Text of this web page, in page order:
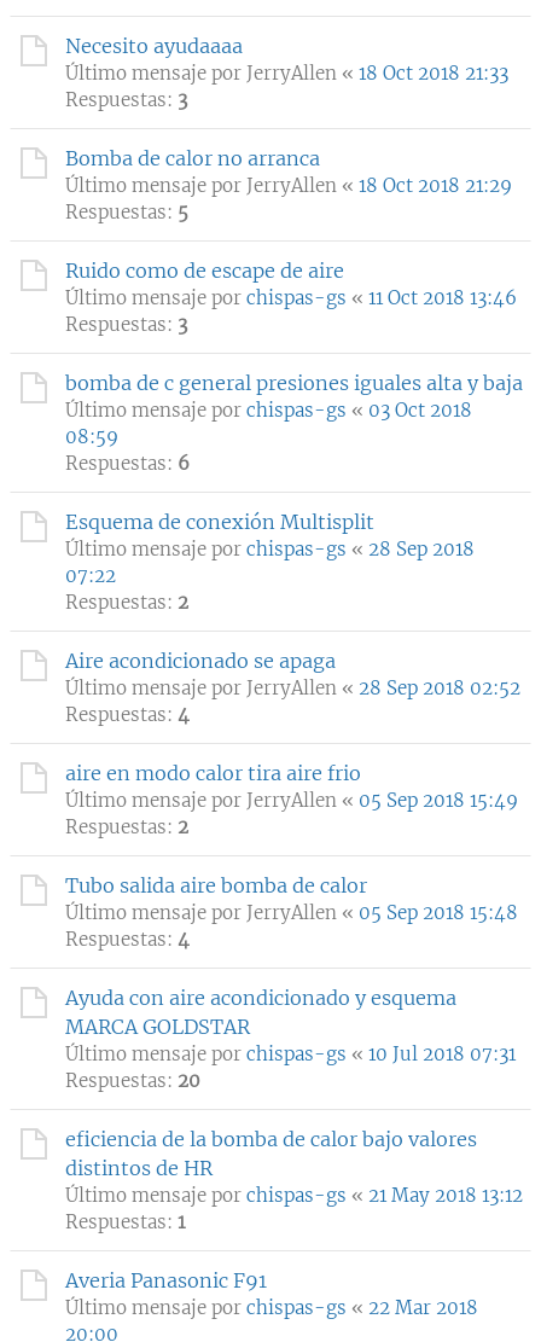
Necesito ayudaaaa
Último mensaje por JerryAllen « 18 Oct 2018 21:33
Respuestas: 3
Bomba de calor no arranca
Último mensaje por JerryAllen « 18 Oct 2018 21:29
Respuestas: 5
Ruido como de escape de aire
Último mensaje por chispas-gs « 11 Oct 2018 13:46
Respuestas: 3
bomba de c general presiones iguales alta y baja
Último mensaje por chispas-gs « 03 Oct 2018
08:59
Respuestas: 6
Esquema de conexión Multisplit
Último mensaje por chispas-gs « 28 Sep 2018
07:22
Respuestas: 2
Aire acondicionado se apaga
Último mensaje por JerryAllen « 28 Sep 2018 02:52
Respuestas: 4
aire en modo calor tira aire frio
Último mensaje por JerryAllen « 05 Sep 2018 15:49
Respuestas: 2
Tubo salida aire bomba de calor
Último mensaje por JerryAllen « 05 Sep 2018 15:48
Respuestas: 4
Ayuda con aire acondicionado y esquema
MARCA GOLDSTAR
Último mensaje por chispas-gs « 10 Jul 2018 07:31
Respuestas: 20
eficiencia de la bomba de calor bajo valores
distintos de HR
Último mensaje por chispas-gs « 21 May 2018 13:12
Respuestas: 1
Averia Panasonic F91
Último mensaje por chispas-gs « 22 Mar 2018
20:00